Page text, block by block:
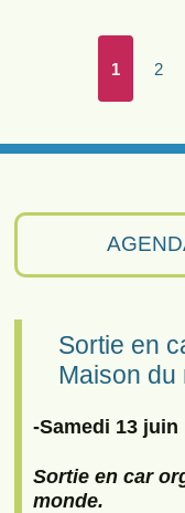
Sortie en
Maison du
-Samedi 13 juin
Sortie en car
monde.
1 2